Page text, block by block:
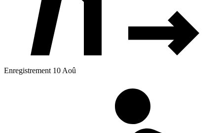
Enregistrement 10 Aoû